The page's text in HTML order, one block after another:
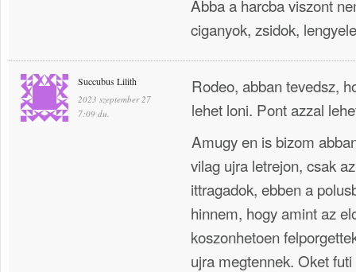
Abba a harcba viszont
ciganyok, zsidok,
Succubus Lilith
2023 szeptember 27
7:09 du.
Rodeo, abban tevedsz,
lehet loni. Pont azzal
Amugy en is bizom
vilag ujra letrejon, csak
ittragadok, ebben a
hinnem, hogy amint az
koszonhetoen
ujra megtennek. Oket futi